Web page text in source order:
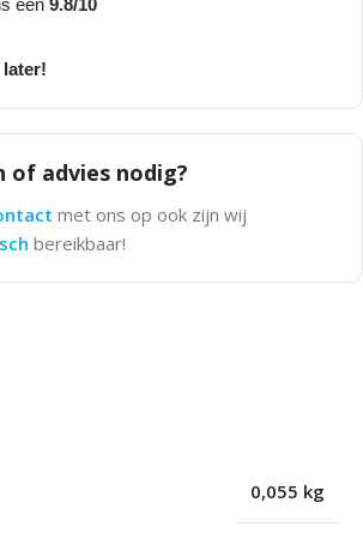
een 9.8/10
later!
of advies nodig?
met ons op ook zijn wij
bereikbaar!
0,055 kg